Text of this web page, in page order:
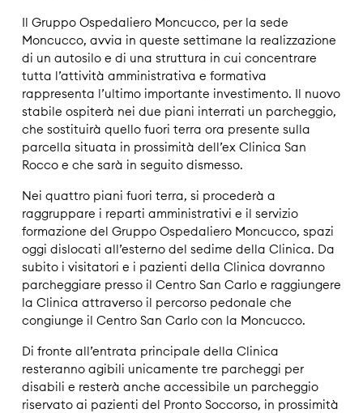
Il Gruppo Ospedaliero Moncucco, per la sede
Moncucco, avvia in queste settimane la realizzazione
di un autosilo e di una struttura in cui concentrare
tutta l’attività amministrativa e formativa
rappresenta l’ultimo importante investimento. Il nuovo
stabile ospiterà nei due piani interrati un parcheggio,
che sostituirà quello fuori terra ora presente sulla
parcella situata in prossimità dell’ex Clinica San
Rocco e che sarà in seguito dismesso.
Nei quattro piani fuori terra, si procederà a
raggruppare i reparti amministrativi e il servizio
formazione del Gruppo Ospedaliero Moncucco, spazi
oggi dislocati all’esterno del sedime della Clinica. Da
subito i visitatori e i pazienti della Clinica dovranno
parcheggiare presso il Centro San Carlo e raggiungere
la Clinica attraverso il percorso pedonale che
congiunge il Centro San Carlo con la Moncucco.
Di fronte all’entrata principale della Clinica
resteranno agibili unicamente tre parcheggi per
disabili e resterà anche accessibile un parcheggio
riservato ai pazienti del Pronto Soccorso, in prossimità